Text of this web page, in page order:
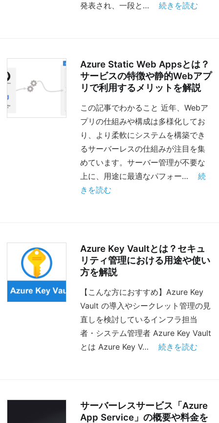
発表され、一段と…
続きを読む
Azure Static Web Appsとは？
サービスの特徴や静的Webアプ
リで利用するメリットを解説
この記事でわかること 近年、Webア
プリの仕組みや構成は多様化してお
り、より柔軟にシステムを構築でき
るサーバーレスの仕組みが注目を集
めています。サーバー管理が不要な
上に、用途に最適なパフォー…
続
きを読む
Azure Key Vaultとは？セキュ
リティ管理における用途や使い
方を解説
【こんな方におすすめ】Azure Key
Vault の導入やシークレット管理の見
直しを検討しているインフラ担当
者・システム管理者 Azure Key Vault
とは Azure Key V…
続きを読む
サーバーレスサービス「Azure
App Service」の概要や料金を